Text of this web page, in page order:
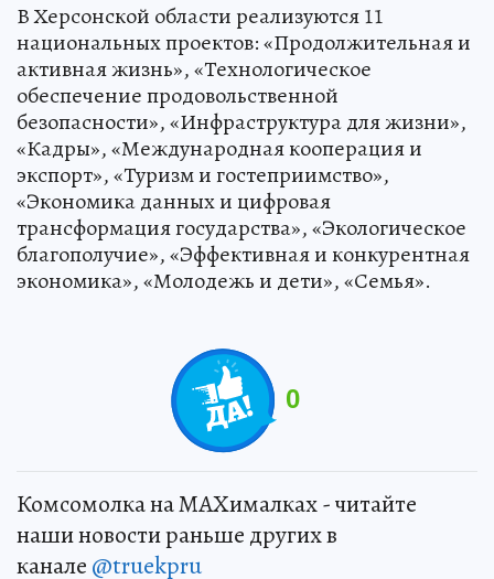
В Херсонской области реализуются 11
национальных проектов: «Продолжительная и
активная жизнь», «Технологическое
обеспечение продовольственной
безопасности», «Инфраструктура для жизни»,
«Кадры», «Международная кооперация и
экспорт», «Туризм и гостеприимство»,
«Экономика данных и цифровая
трансформация государства», «Экологическое
благополучие», «Эффективная и конкурентная
экономика», «Молодежь и дети», «Семья».
0
Комсомолка на MAXималках - читайте
наши новости раньше других в
канале @truekpru